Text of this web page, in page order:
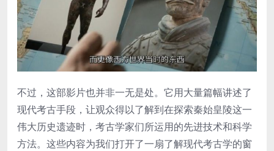
不过，这部影片也并非一无是处。它用大量篇幅讲述了
现代考古手段，让观众得以了解到在探索秦始皇陵这一
伟大历史遗迹时，考古学家们所运用的先进技术和科学
方法。这些内容为我们打开了一扇了解现代考古学的窗